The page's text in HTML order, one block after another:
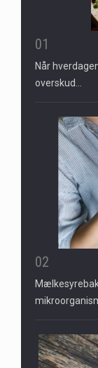
01
Når
overskud…
02